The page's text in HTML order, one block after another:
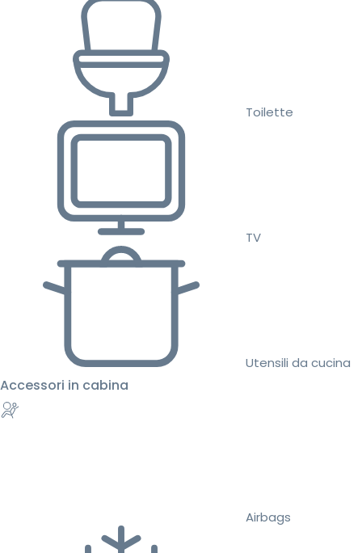
Toilette
TV
Utensili da cucina
Accessori in cabina
Airbags